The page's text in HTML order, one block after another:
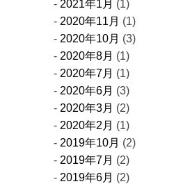
2021年1月 (1)
2020年11月 (1)
2020年10月 (3)
2020年8月 (1)
2020年7月 (1)
2020年6月 (3)
2020年3月 (2)
2020年2月 (1)
2019年10月 (2)
2019年7月 (2)
2019年6月 (2)